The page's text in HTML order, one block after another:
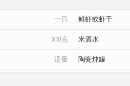
一只 鲜虾或虾干
300克 米酒水
适量 陶瓷炖罐